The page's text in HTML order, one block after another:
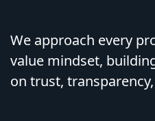
We approach every
value mindset,
on trust,